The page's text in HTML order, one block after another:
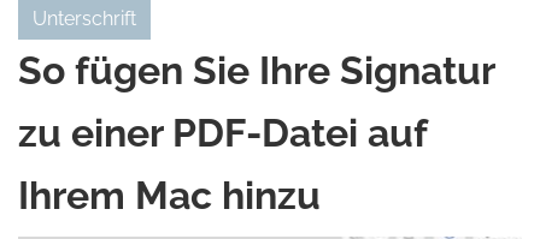
Unterschrift
So fügen Sie Ihre Signatur
zu einer PDF-Datei auf
Ihrem Mac hinzu